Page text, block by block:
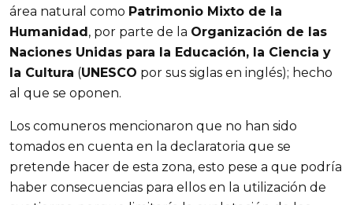
área natural como Patrimonio Mixto de la
Humanidad , por parte de la Organización de las
Naciones Unidas para la Educación, la Ciencia y
la Cultura (UNESCO por sus siglas en inglés); hecho
al que se oponen.
Los comuneros mencionaron que no han sido
tomados en cuenta en la declaratoria que se
pretende hacer de esta zona, esto pese a que podría
haber consecuencias para ellos en la utilización de